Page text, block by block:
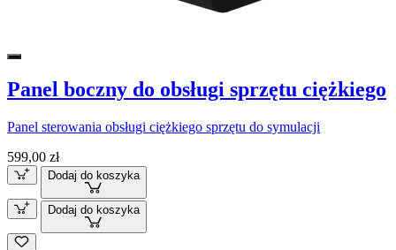
Panel boczny do obsługi sprzętu ciężkiego
Panel sterowania obsługi ciężkiego sprzętu do symulacji
599,00 zł
Dodaj do koszyka
Dodaj do koszyka